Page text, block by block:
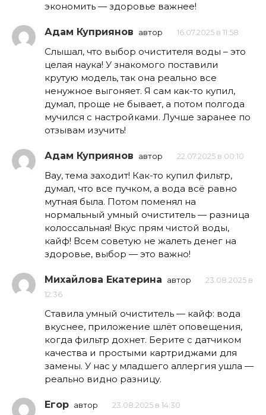
экономить — здоровье важнее!
Адам Куприянов автор 16.07.2025 в 11:58
Слышал, что выбор очистителя воды – это
целая наука! У знакомого поставили
крутую модель, так она реально все
ненужное выгоняет. Я сам как-то купил,
думал, проще не бывает, а потом полгода
мучился с настройками. Лучше заранее по
отзывам изучить!
Адам Куприянов автор 22.07.2025 в 00:10
Вау, тема заходит! Как-то купил фильтр,
думал, что все пучком, а вода всё равно
мутная была. Потом поменял на
нормальный умный очиститель — разница
колоссальная! Вкус прям чистой воды,
кайф! Всем советую не жалеть денег на
здоровье, выбор — это важно!
Михайлова Екатерина автор
23.08.2025 в
12:36
Ставила умный очиститель — кайф: вода
вкуснее, приложение шлёт оповещения,
когда фильтр дохнет. Берите с датчиком
качества и простыми картриджами для
замены. У нас у младшего аллергия ушла —
реально видно разницу.
Егор автор 23.08.2025 в 14:30